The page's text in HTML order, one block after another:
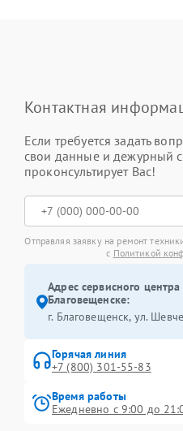
Контактная
Если требуется задать
свои данные и дежурный
проконсультирует Вас!
Отправляя заявку на ремонт
с Политикой
Адрес сервисного
Благовещенске:
г. Благовещенск, ул.
Горячая линия
+7 (800) 301-55-83
Время работы
Ежедневно с 9:00 до